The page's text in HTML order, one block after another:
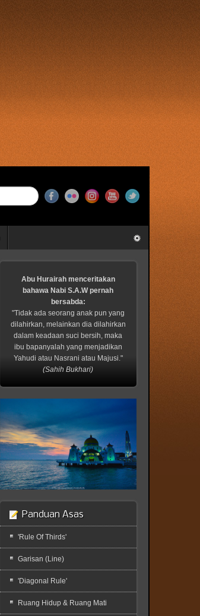
Abu Hurairah menceritakan
bahawa Nabi S.A.W pernah
bersabda:
"Tidak ada seorang anak pun yang
dilahirkan, melainkan dia dilahirkan
dalam keadaan suci bersih, maka
ibu bapanyalah yang menjadikan
Yahudi atau Nasrani atau Majusi."
(Sahih Bukhari)
Panduan Asas
'Rule Of Thirds'
Garisan (Line)
'Diagonal Rule'
Ruang Hidup & Ruang Mati